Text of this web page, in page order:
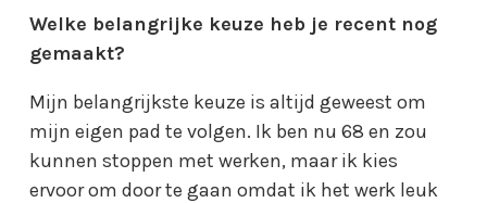
Welke belangrijke keuze heb je recent nog
gemaakt?
Mijn belangrijkste keuze is altijd geweest om
mijn eigen pad te volgen. Ik ben nu 68 en zou
kunnen stoppen met werken, maar ik kies
ervoor om door te gaan omdat ik het werk leuk